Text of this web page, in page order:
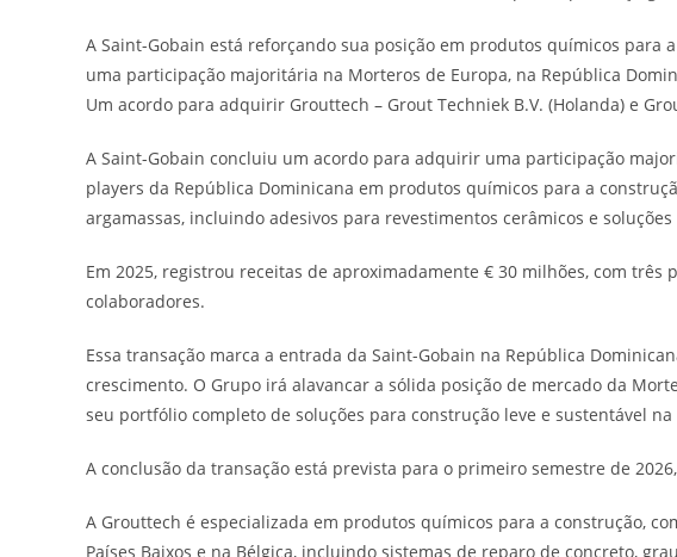
A Saint-Gobain está reforçando sua posição em produtos químicos
uma participação majoritária na Morteros de Europa, na República
Um acordo para adquirir Grouttech – Grout Techniek B.V. (Holanda) e
A Saint-Gobain concluiu um acordo para adquirir uma participação
players da República Dominicana em produtos químicos para a
argamassas, incluindo adesivos para revestimentos cerâmicos e
Em 2025, registrou receitas de aproximadamente € 30 milhões, com três
colaboradores.
Essa transação marca a entrada da Saint-Gobain na República
crescimento. O Grupo irá alavancar a sólida posição de mercado da
seu portfólio completo de soluções para construção leve e sustentável
A conclusão da transação está prevista para o primeiro semestre de
A Grouttech é especializada em produtos químicos para a construção,
Países Baixos e na Bélgica, incluindo sistemas de reparo de concreto,